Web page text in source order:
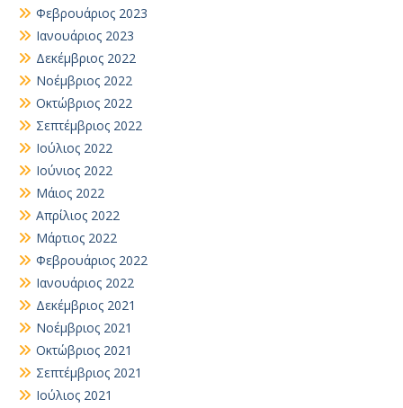
Φεβρουάριος 2023
Ιανουάριος 2023
Δεκέμβριος 2022
Νοέμβριος 2022
Οκτώβριος 2022
Σεπτέμβριος 2022
Ιούλιος 2022
Ιούνιος 2022
Μάιος 2022
Απρίλιος 2022
Μάρτιος 2022
Φεβρουάριος 2022
Ιανουάριος 2022
Δεκέμβριος 2021
Νοέμβριος 2021
Οκτώβριος 2021
Σεπτέμβριος 2021
Ιούλιος 2021